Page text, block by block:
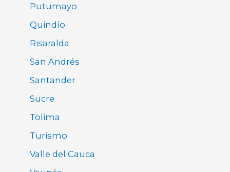
Putumayo
Quindío
Risaralda
San Andrés
Santander
Sucre
Tolima
Turismo
Valle del Cauca